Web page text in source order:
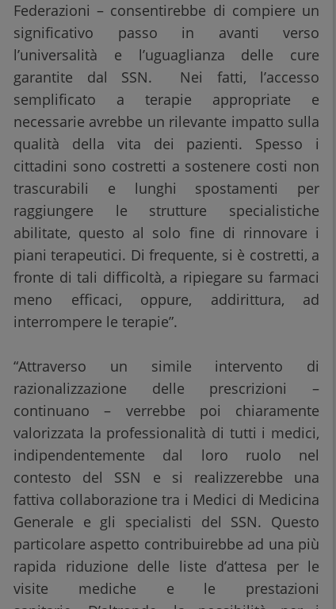
Federazioni – consentirebbe di compiere un
significativo passo in avanti verso
l’universalità e l’uguaglianza delle cure
garantite dal SSN. Nei fatti, l’accesso
semplificato a terapie appropriate e
necessarie avrebbe un rilevante impatto sulla
qualità della vita dei pazienti. Spesso i
cittadini sono costretti a sostenere costi non
trascurabili e lunghi spostamenti per
raggiungere le strutture specialistiche
abilitate, questo al solo fine di rinnovare i
piani terapeutici. Di frequente, si è costretti, a
fronte di tali difficoltà, a ripiegare su farmaci
meno efficaci, oppure, addirittura, ad
interrompere le terapie”.
“Attraverso un simile intervento di
razionalizzazione delle prescrizioni –
continuano – verrebbe poi chiaramente
valorizzata la professionalità di tutti i medici,
indipendentemente dal loro ruolo nel
contesto del SSN e si realizzerebbe una
fattiva collaborazione tra i Medici di Medicina
Generale e gli specialisti del SSN. Questo
particolare aspetto contribuirebbe ad una più
rapida riduzione delle liste d’attesa per le
visite mediche e le prestazioni